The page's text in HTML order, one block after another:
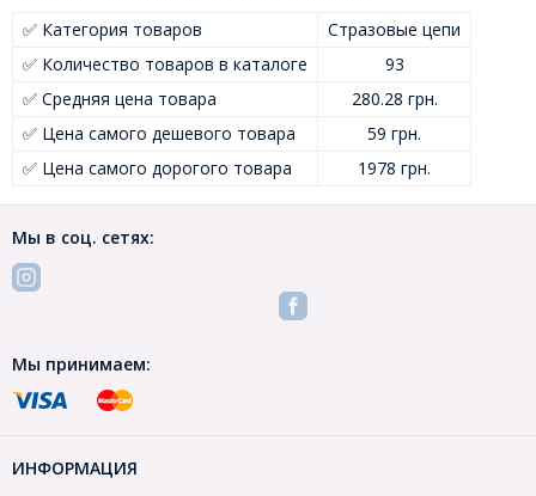
✅ Категория товаров
Стразовые цепи
✅ Количество товаров в каталоге
93
✅ Средняя цена товара
280.28 грн.
✅ Цена самого дешевого товара
59 грн.
✅ Цена самого дорогого товара
1978 грн.
Мы в соц. сетях:
Мы принимаем:
ИНФОРМАЦИЯ